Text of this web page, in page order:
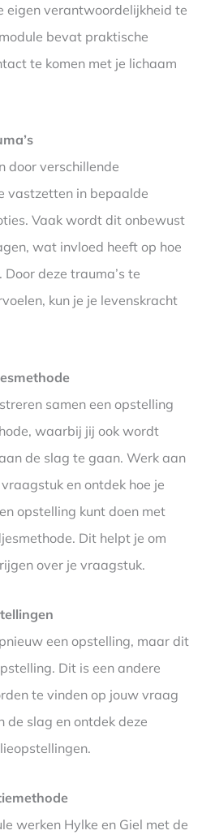
eigen verantwoordelijkheid te
bevat praktische
te komen met je lichaam
door verschillende
vastzetten in bepaalde
Vaak wordt dit onbewust
wat invloed heeft op hoe
deze trauma’s te
kun je je levenskracht
samen een opstelling
waarbij jij ook wordt
de slag te gaan. Werk aan
en ontdek hoe je
opstelling kunt doen met
Dit helpt je om
over je vraagstuk.
een opstelling, maar dit
Dit is een andere
te vinden op jouw vraag
de slag en ontdek deze
werken Hylke en Giel met de